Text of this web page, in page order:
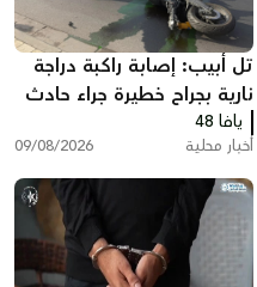
تل أبيب: إصابة راكبة دراجة
نارية بجراح خطيرة جراء حادث
طرق
يافا 48
أخبار محلية 09/08/2026